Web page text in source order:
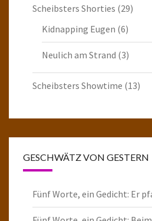
Scheibsters Shorties (29)
Kidnapping Eugen (6)
Neulich am Strand (3)
Scheibsters Showtime (13)
GESCHWÄTZ VON GESTERN
Fünf Worte, ein Gedicht: Er